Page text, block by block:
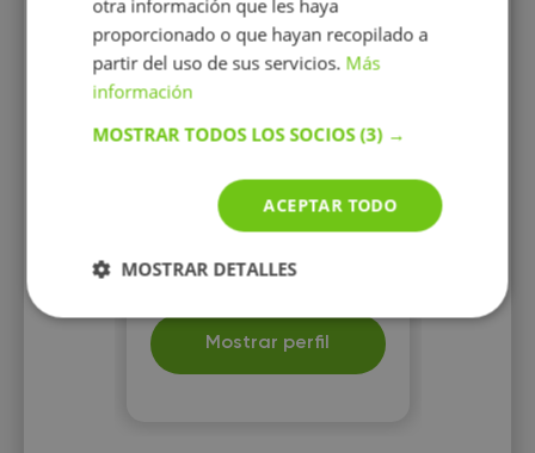
Doy clases con amplia
experiencia en educación
privada y publica y resultados
13 €/h
Mostrar perfil
otra información que les haya
proporcionado o que hayan recopilado a
partir del uso de sus servicios. Más
información
MOSTRAR TODOS LOS SOCIOS(3) →
ACEPTAR TODO
MOSTRAR DETALLES